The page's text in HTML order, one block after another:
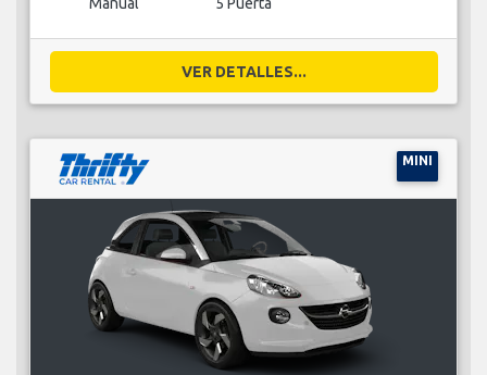
VER DETALLES...
MINI